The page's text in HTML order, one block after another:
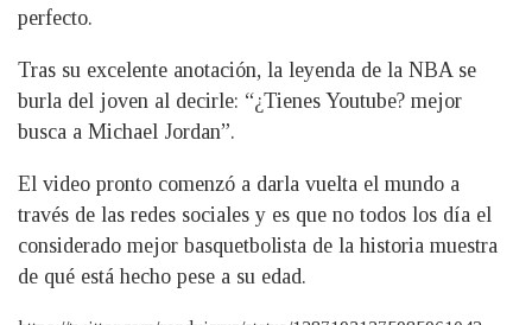
perfecto.
Tras su excelente anotación, la leyenda de la NBA se
burla del joven al decirle: “¿Tienes Youtube? mejor
busca a Michael Jordan”.
El video pronto comenzó a darla vuelta el mundo a
través de las redes sociales y es que no todos los día el
considerado mejor basquetbolista de la historia muestra
de qué está hecho pese a su edad.